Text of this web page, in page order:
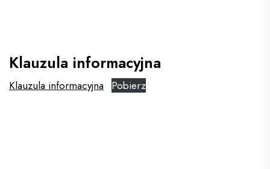
Klauzula informacyjna
Klauzula informacyjna Pobierz